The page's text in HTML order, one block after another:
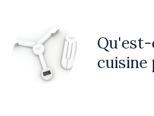
Qu'est-
cuisine